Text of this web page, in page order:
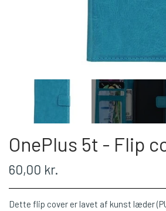
OnePlus 5t - Flip
60,00 kr.
Dette flip cover er lavet af kunst læder